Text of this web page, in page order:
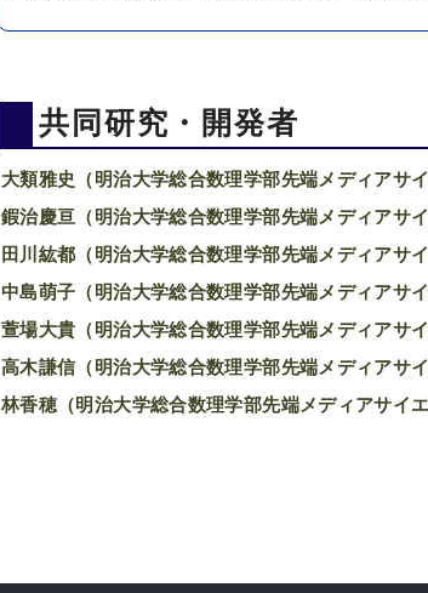
共同研究・開発者
大類雅史（明治大学総合数理学部先端メディアサイ
鍜治慶亘（明治大学総合数理学部先端メディアサイ
田川紘都（明治大学総合数理学部先端メディアサイ
中島萌子（明治大学総合数理学部先端メディアサイ
萱場大貴（明治大学総合数理学部先端メディアサイ
高木謙信（明治大学総合数理学部先端メディアサイ
林香穂（明治大学総合数理学部先端メディアサイエ